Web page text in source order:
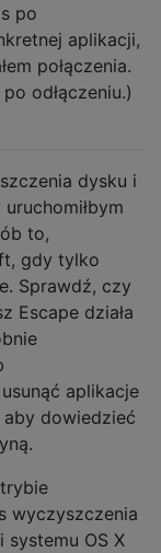
po
aplikacji,
połączenia.
odłączeniu.)
dysku i
to,
gdy tylko
Sprawdź, czy
Escape działa
aplikacje
dowiedzieć
wyczyszczenia
OS X